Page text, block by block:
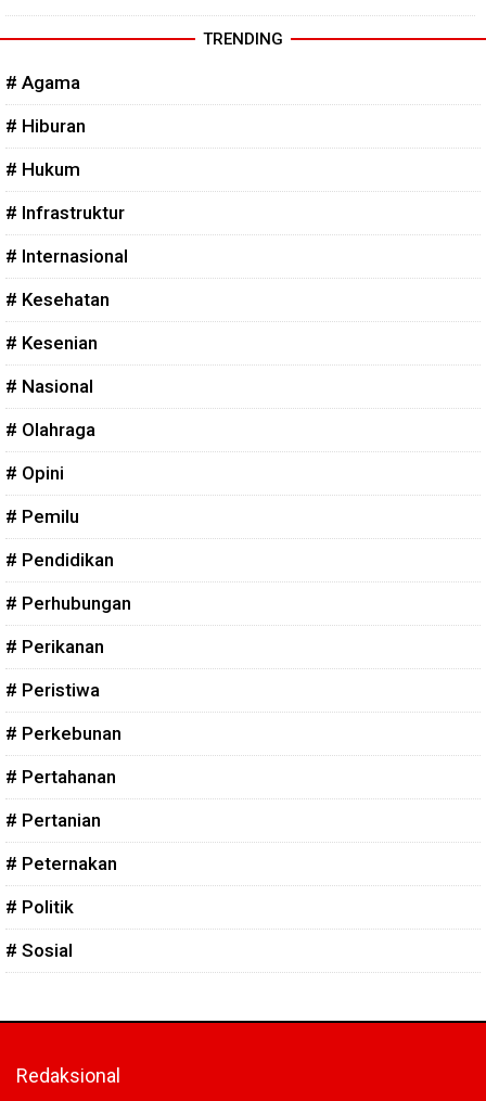
TRENDING
# Agama
# Hiburan
# Hukum
# Infrastruktur
# Internasional
# Kesehatan
# Kesenian
# Nasional
# Olahraga
# Opini
# Pemilu
# Pendidikan
# Perhubungan
# Perikanan
# Peristiwa
# Perkebunan
# Pertahanan
# Pertanian
# Peternakan
# Politik
# Sosial
Redaksional